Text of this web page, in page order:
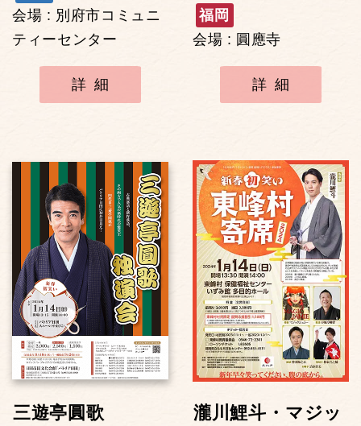
会場 : 別府市コミュニ
ティーセンター
詳細
福岡
会場 : 圓應寺
詳細
三遊亭圓歌
瀧川鯉斗・マジッ